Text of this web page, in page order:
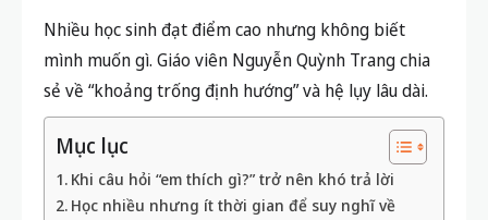
Nhiều học sinh đạt điểm cao nhưng không biết
mình muốn gì. Giáo viên Nguyễn Quỳnh Trang chia
sẻ về “khoảng trống định hướng” và hệ lụy lâu dài.
Mục lục
Khi câu hỏi “em thích gì?” trở nên khó trả lời
Học nhiều nhưng ít thời gian để suy nghĩ về